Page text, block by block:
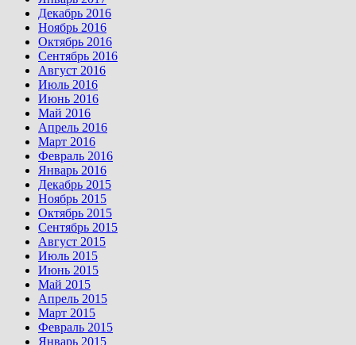
Декабрь 2016
Ноябрь 2016
Октябрь 2016
Сентябрь 2016
Август 2016
Июль 2016
Июнь 2016
Май 2016
Апрель 2016
Март 2016
Февраль 2016
Январь 2016
Декабрь 2015
Ноябрь 2015
Октябрь 2015
Сентябрь 2015
Август 2015
Июль 2015
Июнь 2015
Май 2015
Апрель 2015
Март 2015
Февраль 2015
Январь 2015